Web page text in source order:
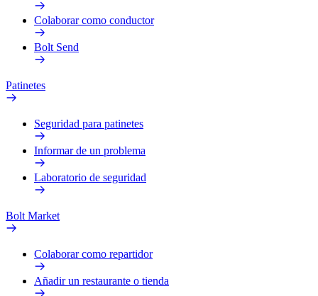
Colaborar como conductor
Bolt Send
Patinetes
Seguridad para patinetes
Informar de un problema
Laboratorio de seguridad
Bolt Market
Colaborar como repartidor
Añadir un restaurante o tienda